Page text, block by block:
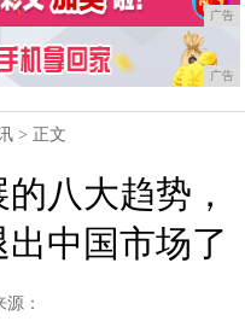
广告
广告
> 正文
八大趋势，
中国市场了
源：